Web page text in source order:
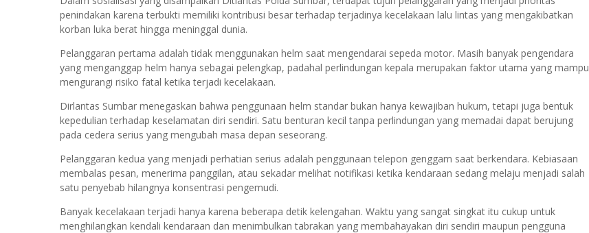
penindakan karena terbukti memiliki kontribusi besar terhadap terjadinya kecelakaan lalu lintas yang mengakibatkan
korban luka berat hingga meninggal dunia.
Pelanggaran pertama adalah tidak menggunakan helm saat mengendarai sepeda motor. Masih banyak pengendara
yang menganggap helm hanya sebagai pelengkap, padahal perlindungan kepala merupakan faktor utama yang mampu
mengurangi risiko fatal ketika terjadi kecelakaan.
Dirlantas Sumbar menegaskan bahwa penggunaan helm standar bukan hanya kewajiban hukum, tetapi juga bentuk
kepedulian terhadap keselamatan diri sendiri. Satu benturan kecil tanpa perlindungan yang memadai dapat berujung
pada cedera serius yang mengubah masa depan seseorang.
Pelanggaran kedua yang menjadi perhatian serius adalah penggunaan telepon genggam saat berkendara. Kebiasaan
membalas pesan, menerima panggilan, atau sekadar melihat notifikasi ketika kendaraan sedang melaju menjadi salah
satu penyebab hilangnya konsentrasi pengemudi.
Banyak kecelakaan terjadi hanya karena beberapa detik kelengahan. Waktu yang sangat singkat itu cukup untuk
menghilangkan kendali kendaraan dan menimbulkan tabrakan yang membahayakan diri sendiri maupun pengguna